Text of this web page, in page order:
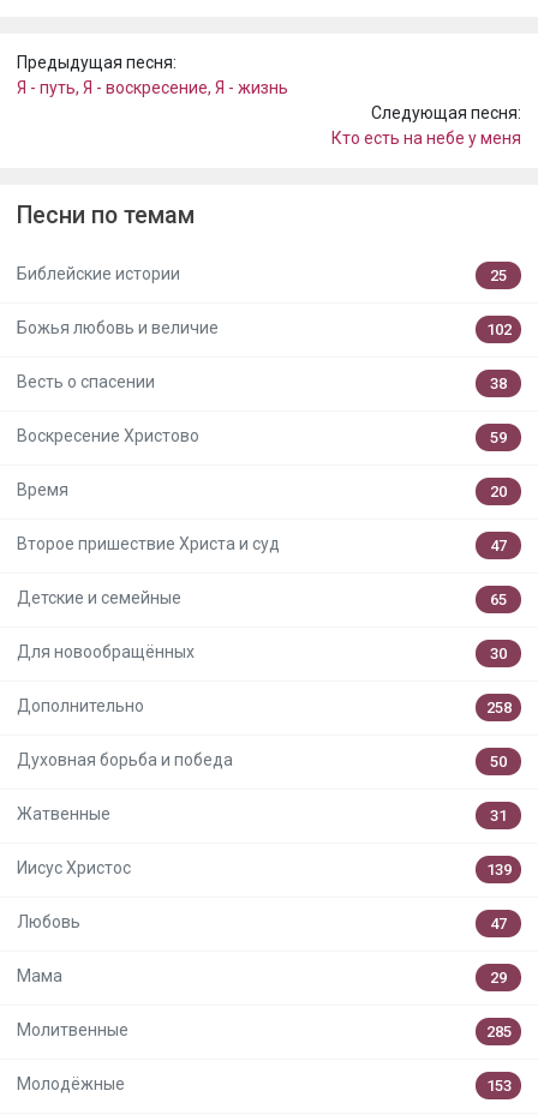
Предыдущая песня:
Я - путь, Я - воскресение, Я - жизнь
Следующая песня:
Кто есть на небе у меня
Песни по темам
Библейские истории 25
Божья любовь и величие 102
Весть о спасении 38
Воскресение Христово 59
Время 20
Второе пришествие Христа и суд 47
Детские и семейные 65
Для новообращённых 30
Дополнительно 258
Духовная борьба и победа 50
Жатвенные 31
Иисус Христос 139
Любовь 47
Мама 29
Молитвенные 285
Молодёжные 153